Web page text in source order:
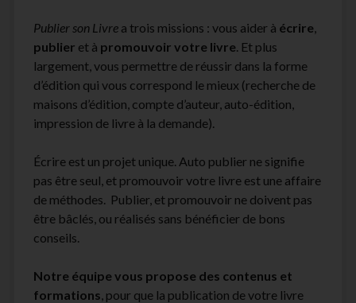
Publier son Livre a trois missions : vous aider à écrire,
publier et à promouvoir votre livre. Et plus
largement, vous permettre de réussir dans la forme
d’édition qui vous correspond le mieux (recherche de
maisons d’édition, compte d’auteur, auto-édition,
impression de livre à la demande).
Écrire est un projet unique. Auto publier ne signifie
pas être seul, et promouvoir votre livre est une affaire
de méthodes. Publier, et promouvoir ne doivent pas
être bâclés, ou réalisés sans bénéficier de bons
conseils.
Notre équipe vous propose des contenus et
formations, pour que la publication de votre livre